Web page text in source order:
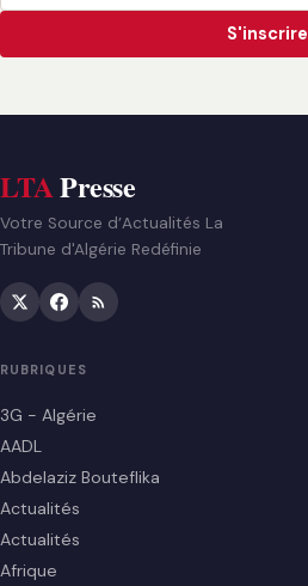
S'inscrire
LTAPresse
Votre Source d’Actualités La
Tribune d'Algérie Redéfinie
RUBRIQUES
3G - Algérie
AADL
Abdelaziz Bouteflika
Actualités
Actualités
Afrique